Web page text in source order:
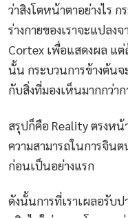
ว่าสิงโตหน้าตาอย่างไร
ร่างกายของเราจะแปลง
Cortex เพื่อแสดงผล แ
นั้น กระบวนการข้างต้นจ
กับสิ่งที่มองเห็นมากกว่า
สรุปก็คือ Reality ตรงห
ความสามารถในการจินต
ก่อนเป็นอย่างแรก
ดังนั้นการที่เราเผลอรับ